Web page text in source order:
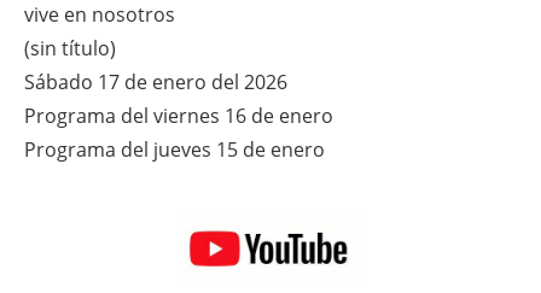
vive en nosotros
(sin título)
Sábado 17 de enero del 2026
Programa del viernes 16 de enero
Programa del jueves 15 de enero